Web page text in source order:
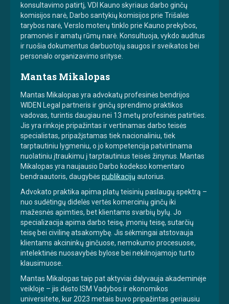
konsultavimo patirtį, VDI Kauno skyriaus darbo ginčų
komisijos narė, Darbo santykių komisijos prie Trišalės
tarybos narė, Verslo moterų tinklo prie Kauno prekybos,
pramonės ir amatų rūmų narė. Konsultuoja, vykdo auditus
ir ruošia dokumentus darbuotojų saugos ir sveikatos bei
personalo organizavimo srityse.
Mantas Mikalopas
Mantas Mikalopas yra advokatų profesinės bendrijos
WIDEN Legal partneris ir ginčų sprendimo praktikos
vadovas, turintis daugiau nei 13 metų profesinės patirties.
Jis yra rinkoje pripažintas ir vertinamas darbo teisės
specialistas, pripažįstamas tiek nacionaliniu, tiek
tarptautiniu lygmeniu, o jo kompetencija patvirtinama
nuolatiniu įtraukimu į tarptautinius teisės žinynus. Mantas
Mikalopas yra naujausio Darbo kodekso komentaro
bendraautoris, daugybės publikacijų autorius.
Advokato praktika apima platų teisinių paslaugų spektrą –
nuo sudėtingų didelės vertės komercinių ginčų iki
mažesnės apimties, bet klientams svarbių bylų. Jo
specializacija apima darbo teisę, įmonių teisę, sutarčių
teisę bei civilinę atsakomybę. Jis sėkmingai atstovauja
klientams akcininkų ginčuose, nemokumo procesuose,
intelektinės nuosavybės bylose bei nekilnojamojo turto
klausimuose.
Mantas Mikalopas taip pat aktyviai dalyvauja akademinėje
veikloje – jis dėsto ISM Vadybos ir ekonomikos
universitete, kur 2023 metais buvo pripažintas geriausiu